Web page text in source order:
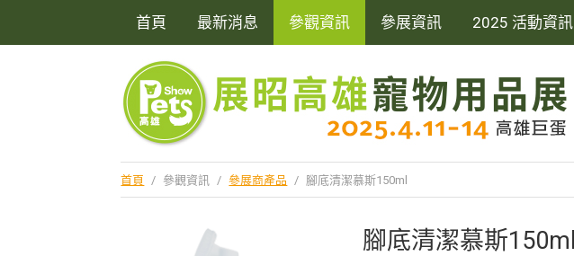
首頁 最新消息 參觀資訊 參展資訊 2025 活動資訊
首頁 / 參觀資訊 / 參展商產品 / 腳底清潔慕斯150ml
腳底清潔慕斯150ml